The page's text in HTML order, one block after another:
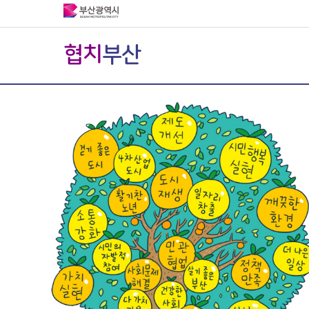
협치 부산